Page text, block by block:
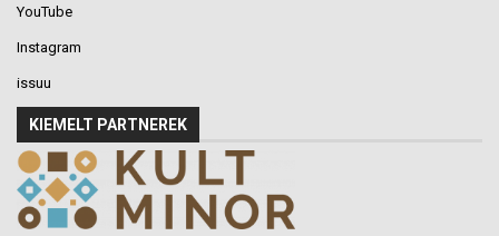
YouTube
Instagram
issuu
KIEMELT PARTNEREK